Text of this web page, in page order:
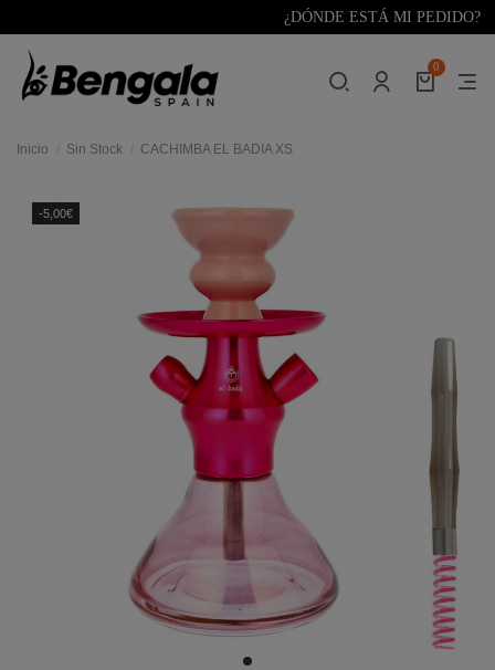
¿DÓNDE ESTÁ MI PEDIDO?
0
Inicio Sin Stock CACHIMBA EL BADIA XS
-5,00€